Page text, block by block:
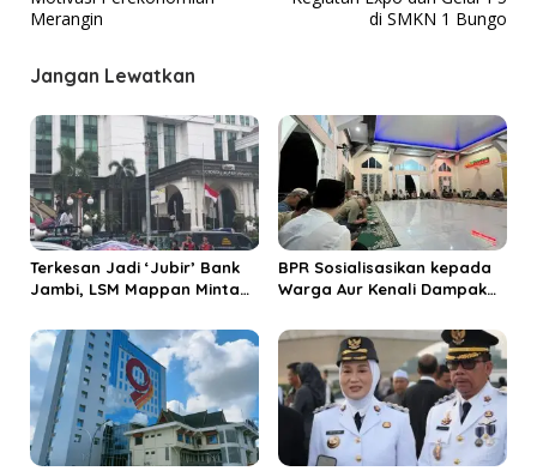
v
g
a
s
i
p
o
s
Merangin
di SMKN 1 Bungo
Jangan Lewatkan
Terkesan Jadi ‘Jubir’ Bank
Jambi, LSM Mappan Minta
Provinsi Jambi Dicopot
BPR Sosialisasikan kepada
Warga Aur Kenali Dampak
PT SAS